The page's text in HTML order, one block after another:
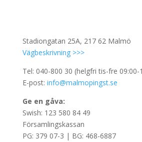
Stadiongatan 25A, 217 62 Malmö
Vägbeskrivning >>>
Tel: 040-800 30 (helgfri tis-fre 09:00-
E-post: info@malmopingst.se
Ge en gåva:
Swish: 123 580 84 49
Församlingskassan
PG: 379 07-3 | BG: 468-6887